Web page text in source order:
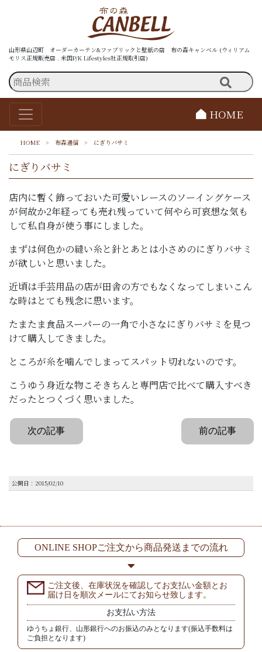
山形県山辺町 オーダーカーテン&ファブリックと壁紙の店 布の森キャンベル (ウィリアム
モリス正規販売店 . 米国P/K Lifestyles社正規取引店)
HOME
HOME > 布森通信 > にぎりバサミ
にぎりバサミ
店内に暫く飾っておいた可愛いレースのソーイングケース
が何故か2年経っても売れ残っていて何やら可哀想な気も
して私自身が使う事にしました。
まずは何色かの縫い糸と針とあとは小さめのにぎりバサミ
が欲しいと思いました。
近頃は手芸用品の店が田舎の方でもなくなってしまいこん
な時はとても残念に思います。
たまたま食品スーパーの一角で小さなにぎりバサミを見つ
けて購入してきました。
ところが糸を噛んでしまってスパット切れないのです。
こうゆう身近な物こそきちんと専門店で比べて購入すべき
だったとつくづく思いました。
次の記事 前の記事
公開日：2015/02/10
ONLINE SHOPご注文から商品発送までの流れ
ご注文後、在庫状況を確認してお支払い金額とお
届け日を順次メールにてお知らせ致します。
お支払い方法
ゆうちょ銀行、山形銀行へのお振込のみとなります(振込手数料は
ご負担となります)